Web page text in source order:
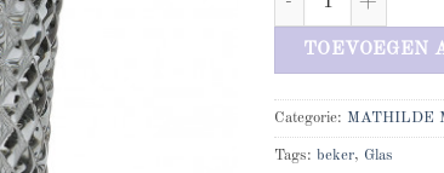
TOEVOEGEN
Categorie: MATHILDE
Tags: beker, Glas